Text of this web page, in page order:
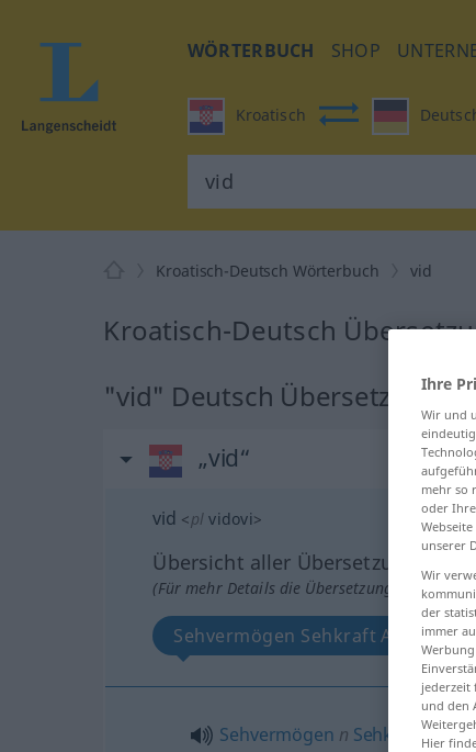
WÖRTERBUCH SHOP
Kroatisch
Kroatisch-Deutsch Wörterbuch vid
Kroatisch-Deutsch
"vid" Deutsch Übersetzung
„vid“
vid <pl vidovi>
Übersicht aller Übersetzungen
(Für mehr Details die Übersetzung anklicken/
Sehvermögen Sehkraft
Sehvermögen n Sehkraftf
Ihre
Wir und
mehr so
oder
unserer
Wir
der
immer
jederzeit
und den
Hier